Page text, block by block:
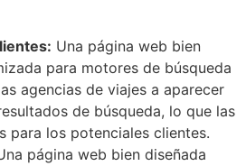
Una página web bien
para motores de búsqueda
agencias de viajes a aparecer
de búsqueda, lo que las
para los potenciales clientes.
página web bien diseñada